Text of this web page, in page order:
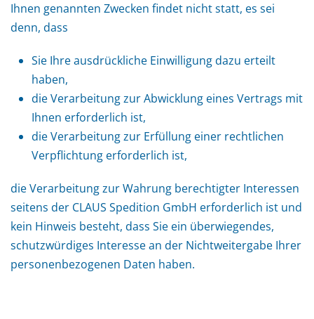
Ihnen genannten Zwecken findet nicht statt, es sei
denn, dass
Sie Ihre ausdrückliche Einwilligung dazu erteilt
haben,
die Verarbeitung zur Abwicklung eines Vertrags mit
Ihnen erforderlich ist,
die Verarbeitung zur Erfüllung einer rechtlichen
Verpflichtung erforderlich ist,
die Verarbeitung zur Wahrung berechtigter Interessen
seitens der CLAUS Spedition GmbH erforderlich ist und
kein Hinweis besteht, dass Sie ein überwiegendes,
schutzwürdiges Interesse an der Nichtweitergabe Ihrer
personenbezogenen Daten haben.